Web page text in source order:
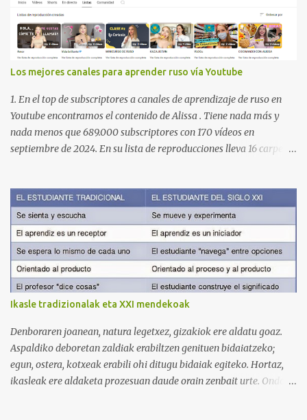
Los mejores canales para aprender ruso vía Youtube
1. En el top de subscriptores a canales de aprendizaje de ruso en
Youtube encontramos el contenido de Alissa . Tiene nada más y
nada menos que 689.000 subscriptores con 170 vídeos en
septiembre de 2024. En su lista de reproducciones lleva 16 carpetas
de Anastasia G . con 224.000 subscriptores y 97 vídeos en
septiembre de 2024. Anastasia tiene una lista de reproducción
muy bien estructurada para aprender gramática, lectura,
pronunciación, etc. https://www.youtube.com/@AnaG88/playlists
3. Otro de los canales con más usuarios y contenido es el de
Victoria, que lleva por nombre: Aprende con Victoria . El canal
tiene 120 mil subscriptores (septiembre de 2024) con muchísimos
para aprender los diferentes campos en los que podemos dividir un
curso de idiomas: gramática, verbos, vocabulario etc. h...
Ikasle tradizionalak eta XXI mendekoak
Denboraren joanean, natura legetxez, gizakiok ere aldatu goaz.
Aspaldiko deboretan zaldiak erabiltzen genituen bidaiatzeko;
egun, ostera, kotxeak erabili ohi ditugu bidaiak egiteko. Hortaz,
ikasleak ere aldaketa prozesuan daude orain zenbait urte. Ondoko